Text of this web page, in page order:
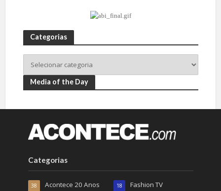
Categorias
Media of the Day
Categorias
Acontece 20 Anos
38 Fashion TV
18